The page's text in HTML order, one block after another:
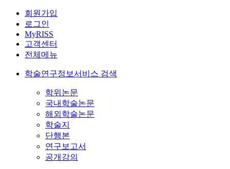
회원가입
로그인
MyRISS
고객센터
전체메뉴
학술연구정보서비스 검색
학위논문
국내학술논문
해외학술논문
학술지
단행본
연구보고서
공개강의